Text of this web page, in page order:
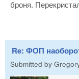
броня.
Re: ФОП
Submitted by